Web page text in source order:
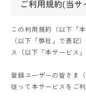
ご利用規約(当
この利用規約（以下「
（以下「弊社」で表記
ス（以下「本サービス
登録ユーザーの皆さま
従って本サービスをご